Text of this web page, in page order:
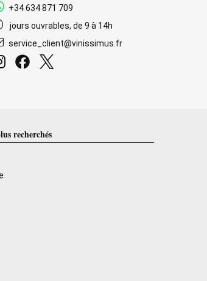
+34 634 871 709
jours ouvrables, de 9 à 14h
service_client@vinissimus.fr
recherchés